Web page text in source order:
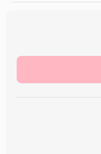
صاف